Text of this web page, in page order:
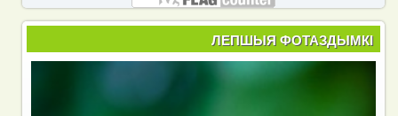
ЛЕПШЫЯ ФОТАЗДЫМКІ